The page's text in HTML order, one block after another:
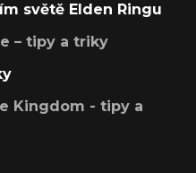
světě Elden Ringu
– tipy a triky
Kingdom - tipy a